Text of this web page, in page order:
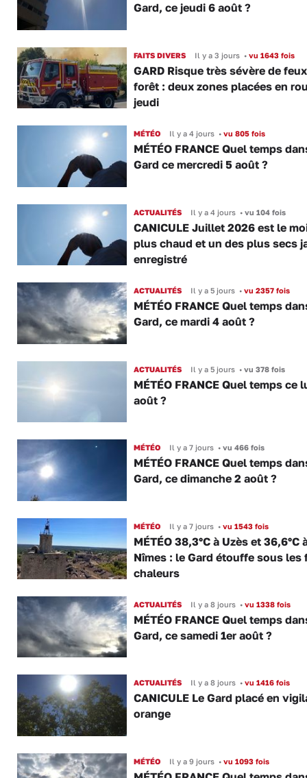
Gard, ce jeudi 6 août ?
FAITS DIVERS Il y a 3 jours •vu 1643 fois
GARD Risque très sévère de
forêt : deux zones placées en
jeudi
MÉTÉO Il y a 4 jours •vu 805 fois
MÉTÉO FRANCE Quel temps
Gard ce mercredi 5 août ?
ACTUALITÉS Il y a 4 jours •vu 104 fois
CANICULE Juillet 2026 est le
plus chaud et un des plus secs
enregistré
ACTUALITÉS Il y a 5 jours •vu 2357 fois
MÉTÉO FRANCE Quel temps
Gard, ce mardi 4 août ?
ACTUALITÉS Il y a 5 jours •vu 378 fois
MÉTÉO FRANCE Quel temps ce
août ?
MÉTÉO Il y a 7 jours •vu 466 fois
MÉTÉO FRANCE Quel temps
Gard, ce dimanche 2 août ?
MÉTÉO Il y a 7 jours •vu 1543 fois
MÉTÉO 38,3°C à Uzès et 36,6°C
Nîmes : le Gard étouffe sous les
chaleurs
ACTUALITÉS Il y a 8 jours •vu 1338 fois
MÉTÉO FRANCE Quel temps
Gard, ce samedi 1er août ?
ACTUALITÉS Il y a 8 jours •vu 1416 fois
CANICULE Le Gard placé en
orange
MÉTÉO Il y a 9 jours •vu 1093 fois